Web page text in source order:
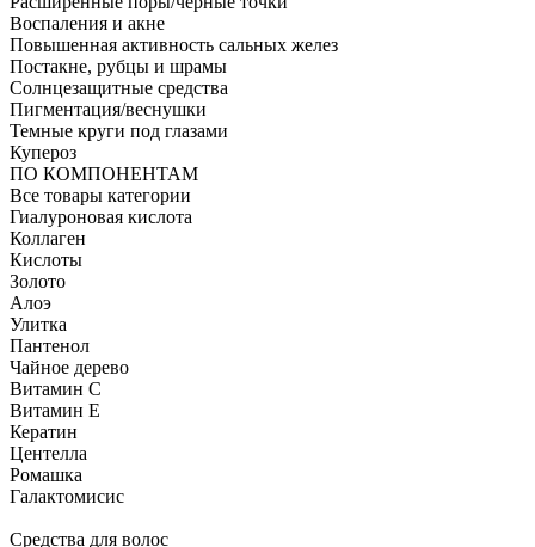
Воспаления и акне
Повышенная активность сальных желез
Постакне, рубцы и шрамы
Солнцезащитные средства
Пигментация/веснушки
Темные круги под глазами
Купероз
ПО КОМПОНЕНТАМ
Все товары категории
Гиалуроновая кислота
Коллаген
Кислоты
Золото
Алоэ
Улитка
Пантенол
Чайное дерево
Витамин C
Витамин Е
Кератин
Центелла
Ромашка
Галактомисис
Средства для волос